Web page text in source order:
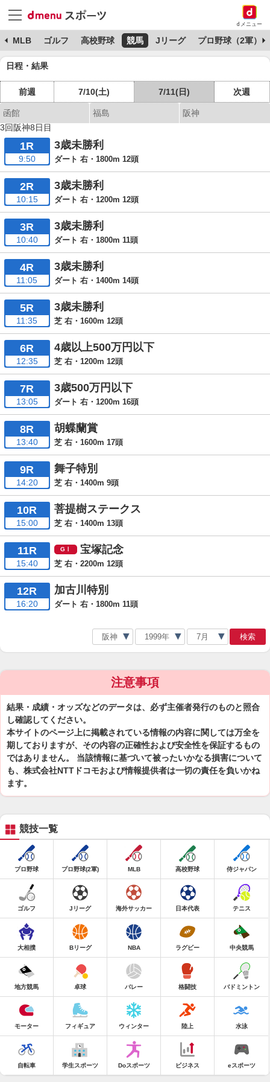
dメニュー
MLB ゴルフ 高校野球 競馬 Jリーグ プロ野球（2軍）
日程・結果
前週 7/10(土) 7/11(日) 次週
函館 福島
阪神
3回阪神8日目
1R
9:50
3歳未勝利
ダート 右・1800m 12頭
2R
10:15
3歳未勝利
ダート 右・1200m 12頭
3R
10:40
3歳未勝利
ダート 右・1800m 11頭
4R
11:05
3歳未勝利
ダート 右・1400m 14頭
5R
11:35
3歳未勝利
芝 右・1600m 12頭
6R
12:35
4歳以上500万円以下
芝 右・1200m 12頭
7R
13:05
3歳500万円以下
ダート 右・1200m 16頭
8R
13:40
胡蝶蘭賞
芝 右・1600m 17頭
9R
14:20
舞子特別
芝 右・1400m 9頭
10R
15:00
菩提樹ステークス
芝 右・1400m 13頭
11R
15:40
宝塚記念
芝 右・2200m 12頭
12R
16:20
加古川特別
ダート 右・1800m 11頭
検索
注意事項
結果・成績・オッズなどのデータは、必ず主催者発行のものと照合
し確認してください。
本サイトのページ上に掲載されている情報の内容に関しては万全を
期しておりますが、その内容の正確性および安全性を保証するもの
ではありません。 当該情報に基づいて被ったいかなる損害について
も、株式会社NTTドコモおよび情報提供者は一切の責任を負いかね
ます。
競技一覧
プロ野球 プロ野球(2軍) MLB 高校野球 侍ジャパン
ゴルフ Jリーグ 海外サッカー 日本代表 テニス
大相撲 Bリーグ NBA ラグビー 中央競馬
地方競馬 卓球 バレー 格闘技 バドミントン
モーター フィギュア ウィンター 陸上 水泳
自転車 学生スポーツ Doスポーツ ビジネス eスポーツ